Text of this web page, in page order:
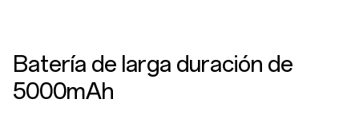
Batería de larga duración de
5000mAh